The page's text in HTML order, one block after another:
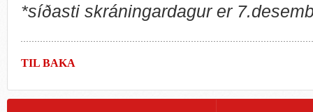
*síðasti skráningardagur er
TIL BAKA